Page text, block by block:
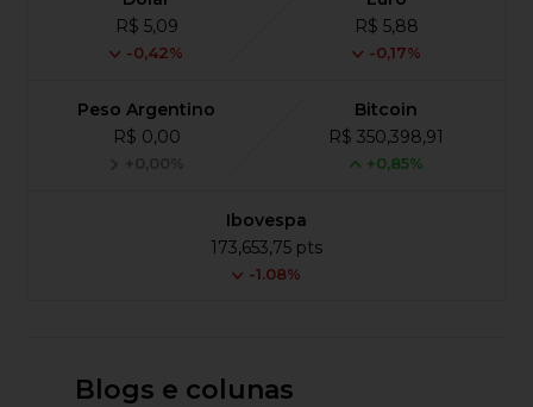
R$ 5,09
-0,42%
R$ 5,88
-0,17%
Peso Argentino
R$ 0,00
+0,00%
Bitcoin
R$ 350,398,91
+0,85%
Ibovespa
173,653,75 pts
-1.08%
Blogs e colunas